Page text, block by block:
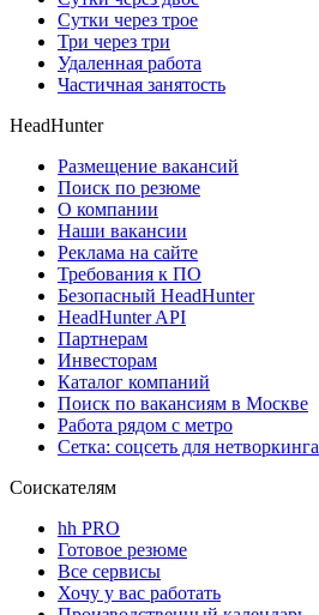
Сутки через трое
Три через три
Удаленная работа
Частичная занятость
HeadHunter
Размещение вакансий
Поиск по резюме
О компании
Наши вакансии
Реклама на сайте
Требования к ПО
Безопасный HeadHunter
HeadHunter API
Партнерам
Инвесторам
Каталог компаний
Поиск по вакансиям в Москве
Работа рядом с метро
Сетка: соцсеть для нетворкинга
Соискателям
hh PRO
Готовое резюме
Все сервисы
Хочу у вас работать